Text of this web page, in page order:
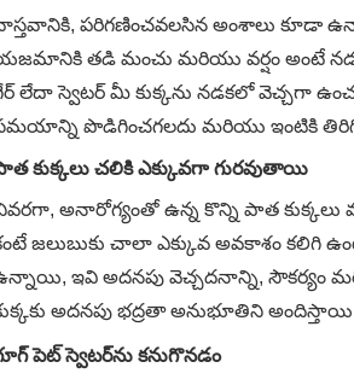
పరిగణించవలసిన అంశాలు కూడా
తడి మంచు మరియు వర్షం అంటే
లేదా స్వెటర్ మీ కుక్కను నడకలో వెచ్చగా
పొడిగించగలదు మరియు ఇంటికి తిరిగి
కుక్కలు చలికి ఎక్కువగా గురవుతాయి
అనారోగ్యంతో ఉన్న కొన్ని పాత కుక్కలు
జలుబుకు చాలా ఎక్కువ అవకాశం కలిగి
ఇవి అదనపు వెచ్చదనాన్ని,
అదనపు భద్రతా అనుభూతిని
పెట్ స్వెటర్‌ను కనుగొనడం